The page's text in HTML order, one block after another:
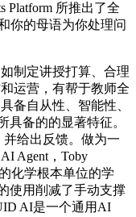
Platform 所推出了全
你的母语为你处理问
制定讲授打算、合理
运营，有帮于教师全
备自从性、智能性、
具备的的显著特征。
并给出反馈。做为一
Agent，Toby
化学根本单位的学
使用削减了手动支撑
AI是一个通用AI